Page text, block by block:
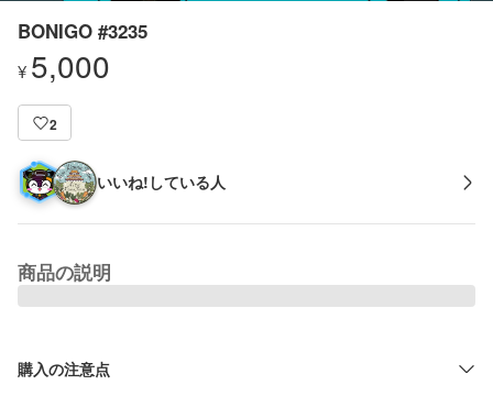
BONIGO #3235
¥ 5,000
2
いいね!している人
商品の説明
購入の注意点